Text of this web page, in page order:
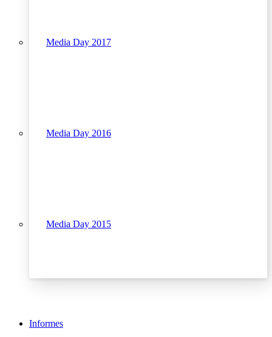
Media Day 2017
Media Day 2016
Media Day 2015
Informes